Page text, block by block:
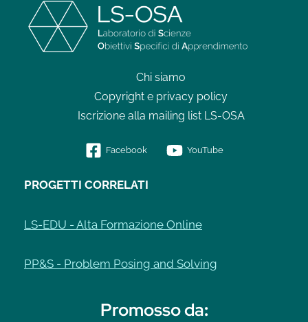
Chi siamo
Copyright e privacy policy
Iscrizione alla mailing list LS-OSA
Facebook YouTube
PROGETTI CORRELATI
LS-EDU - Alta Formazione Online
PP&S - Problem Posing and Solving
Promosso da: